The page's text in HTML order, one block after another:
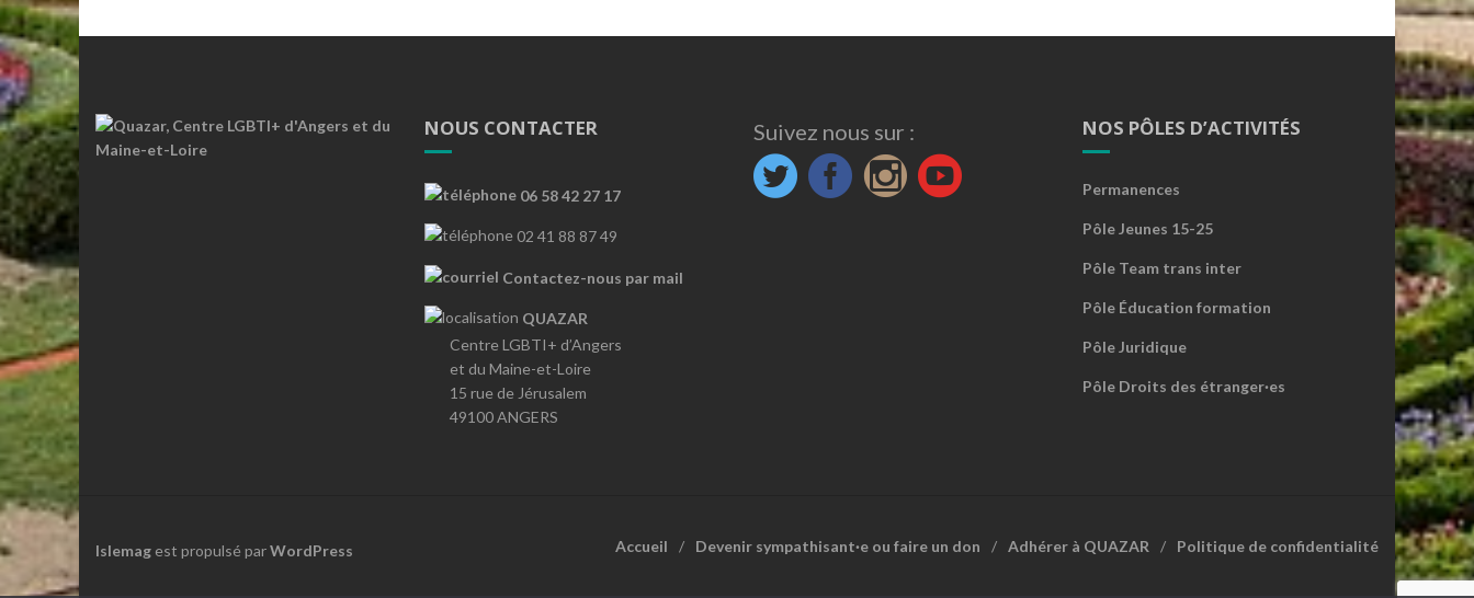
NOUS CONTACTER
06 58 42 27 17
02 41 88 87 49
Contactez-nous par mail
QUAZAR
Centre LGBTI+ d’Angers
et du Maine-et-Loire
15 rue de Jérusalem
49100 ANGERS
Suivez nous sur : NOS PÔLES D’ACTIVITÉS
Permanences
Pôle Jeunes 15-25
Pôle Team trans inter
Pôle Éducation formation
Pôle Juridique
Pôle Droits des étranger·es
Accueil Devenir sympathisant·e ou faire un don Adhérer à QUAZAR Politique de confidentialité
Islemag est propulsé parWordPress